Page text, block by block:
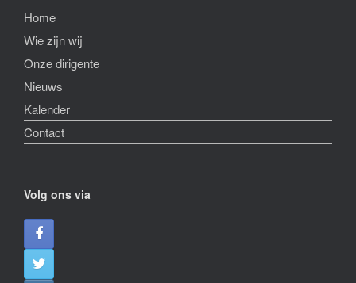
Home
Wie zijn wij
Onze dirigente
Nieuws
Kalender
Contact
Volg ons via